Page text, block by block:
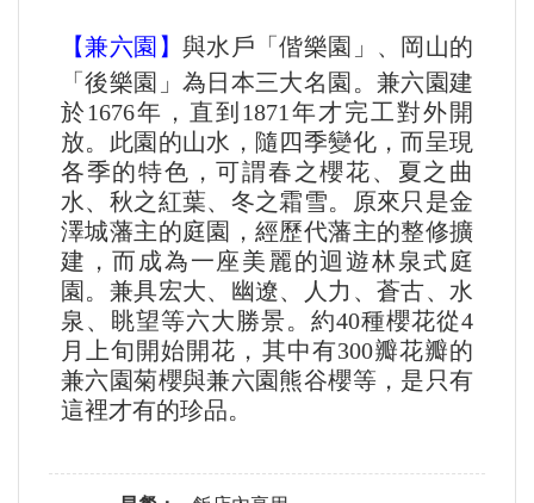
【兼六園】 與水戶「偕樂園」、岡山的
「後樂園」為日本三大名園。兼六園建
於1676年，直到1871年才完工對外開
放。此園的山水，隨四季變化，而呈現
各季的特色，可謂春之櫻花、夏之曲
水、秋之紅葉、冬之霜雪。原來只是金
澤城藩主的庭園，經歷代藩主的整修擴
建，而成為一座美麗的迴遊林泉式庭
園。兼具宏大、幽遼、人力、蒼古、水
泉、眺望等六大勝景。約40種櫻花從4
月上旬開始開花，其中有300瓣花瓣的
兼六園菊櫻與兼六園熊谷櫻等，是只有
這裡才有的珍品。